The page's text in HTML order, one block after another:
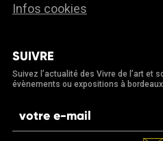
Infos cookies
SUIVRE
Suivez l’actualité des Vivre de l’art et
évènements ou expositions à